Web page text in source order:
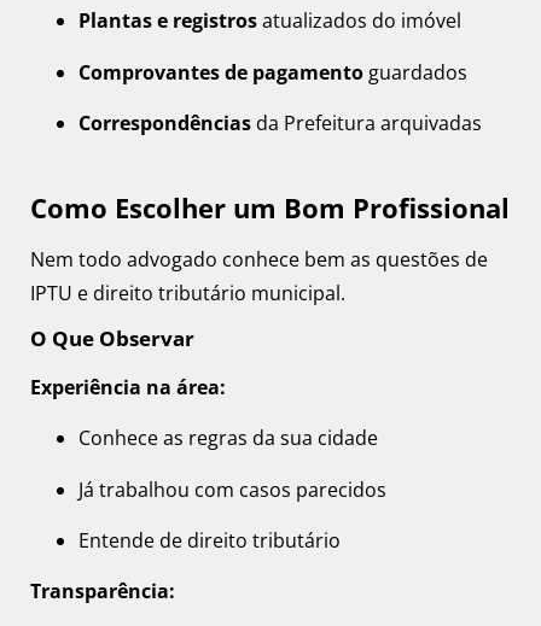
Plantas e registrosatualizados do imóvel
Comprovantes de pagamento guardados
Correspondências da Prefeitura arquivadas
Como Escolher um Bom Profissional
Nem todo advogado conhece bem as questões de
IPTU e direito tributário municipal.
O Que Observar
Experiência na área:
Conhece as regras da sua cidade
Já trabalhou com casos parecidos
Entende de direito tributário
Transparência: